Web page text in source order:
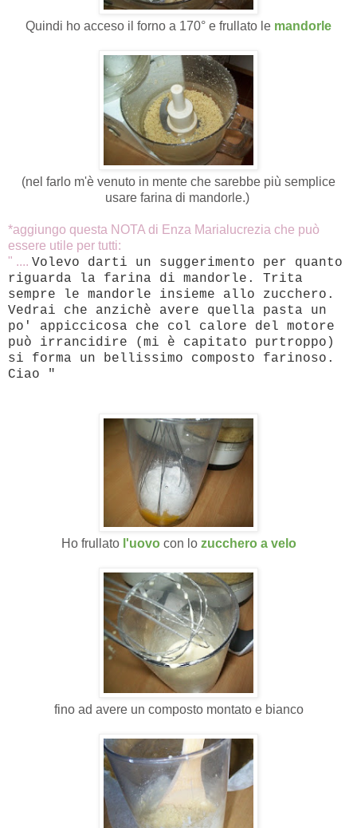
Quindi ho acceso il forno a 170° e frullato le mandorle
(nel farlo m'è venuto in mente che sarebbe più semplice
usare farina di mandorle.)
*aggiungo questa NOTA di Enza Marialucrezia che può
essere utile per tutti:
" .... Volevo darti un suggerimento per quanto
riguarda la farina di mandorle. Trita
sempre le mandorle insieme allo zucchero.
Vedrai che anzichè avere quella pasta un
po' appiccicosa che col calore del motore
può irrancidire (mi è capitato purtroppo)
si forma un bellissimo composto farinoso.
Ciao "
Ho frullato l'uovocon lozucchero a velo
fino ad avere un composto montato e bianco